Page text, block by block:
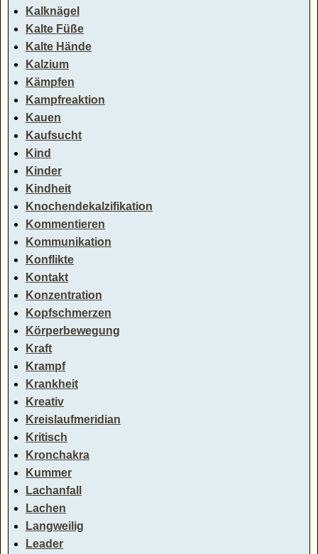
Kalknägel
Kalte Füße
Kalte Hände
Kalzium
Kämpfen
Kampfreaktion
Kauen
Kaufsucht
Kind
Kinder
Kindheit
Knochendekalzifikation
Kommentieren
Kommunikation
Konflikte
Kontakt
Konzentration
Kopfschmerzen
Körperbewegung
Kraft
Krampf
Krankheit
Kreativ
Kreislaufmeridian
Kritisch
Kronchakra
Kummer
Lachanfall
Lachen
Langweilig
Leader